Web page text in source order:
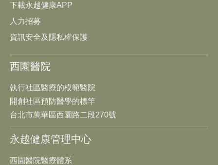
下載永越健康APP
人力招募
資訊安全及隱私權保護
西園醫院
執行社區醫療的模範醫院
開創社區預防醫學的標竿
台北市萬華區西園路二段270號
永越健康管理中心
西園醫院醫療體系